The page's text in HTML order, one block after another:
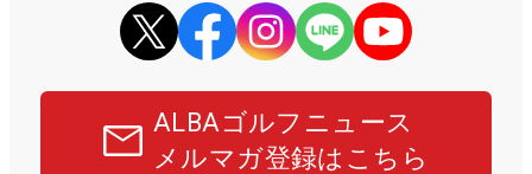
ALBAゴルフニュース
メルマガ登録はこちら